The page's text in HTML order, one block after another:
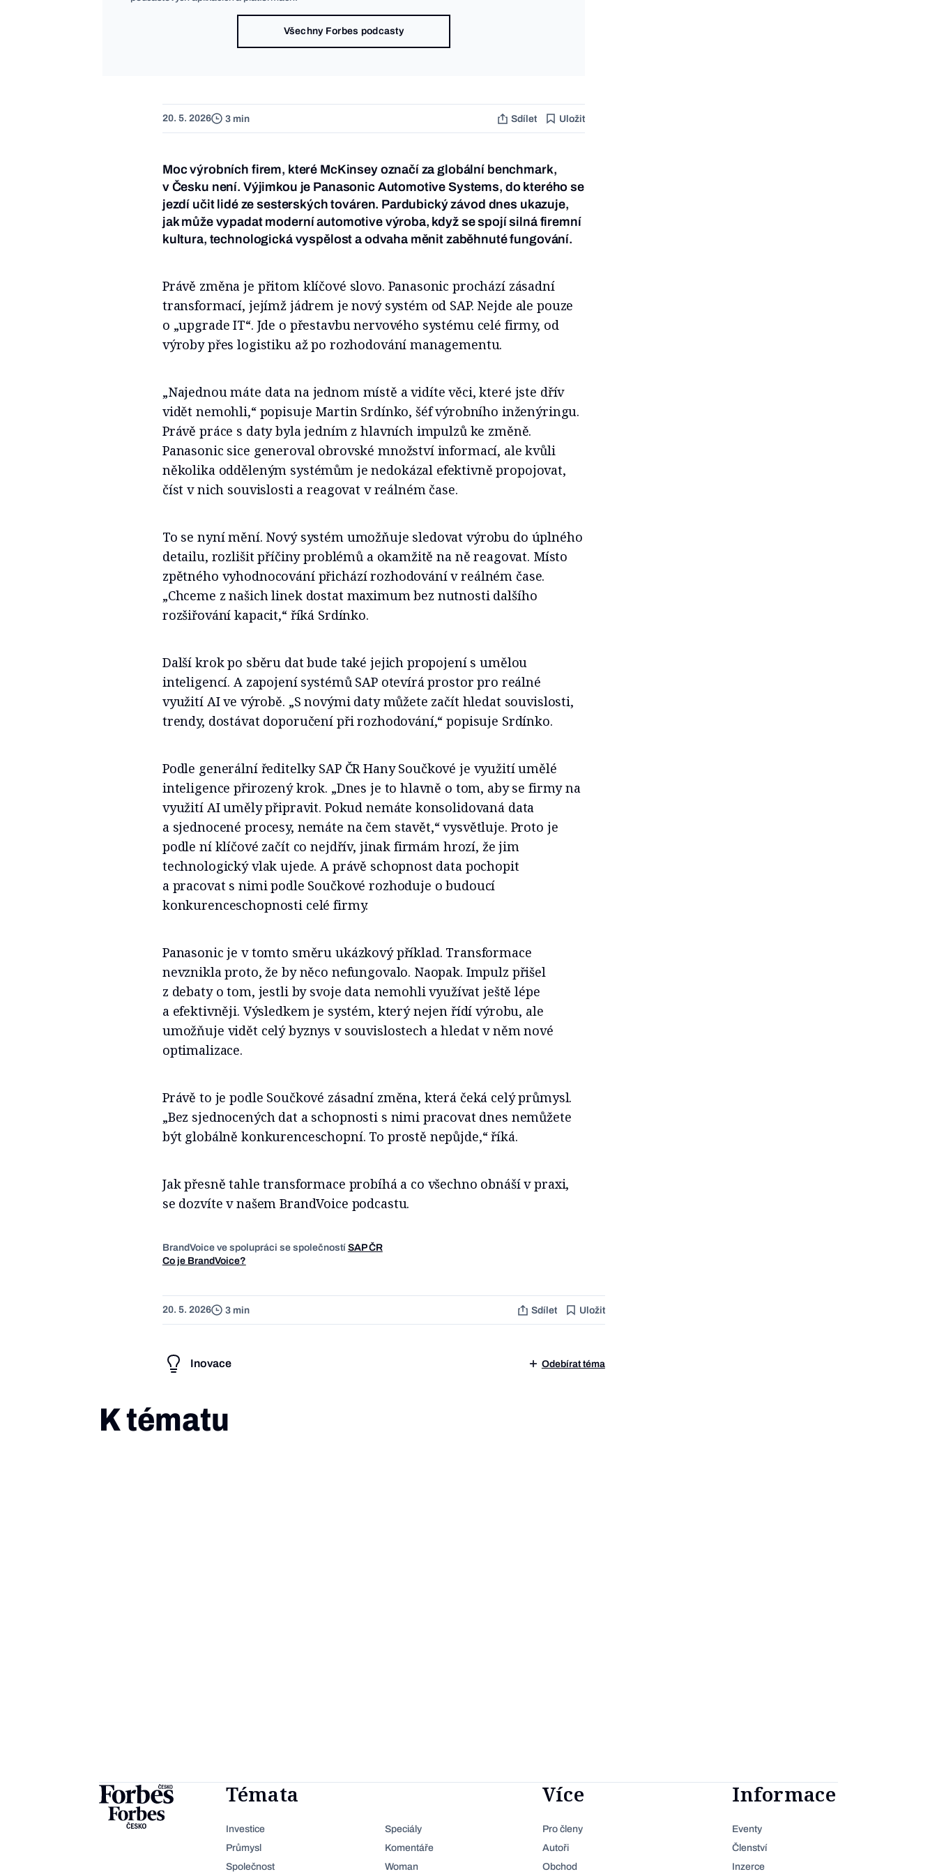
Všechny Forbes podcasty
20. 5. 2026 3 min Sdílet Uložit
Moc výrobních firem, které McKinsey označí za globální benchmark,
v Česku není. Výjimkou je Panasonic Automotive Systems, do kterého se
jezdí učit lidé ze sesterských továren. Pardubický závod dnes ukazuje,
jak může vypadat moderní automotive výroba, když se spojí silná firemní
kultura, technologická vyspělost a odvaha měnit zaběhnuté fungování.
Právě změna je přitom klíčové slovo. Panasonic prochází zásadní
transformací, jejímž jádrem je nový systém od SAP. Nejde ale pouze
o „upgrade IT“. Jde o přestavbu nervového systému celé firmy, od
výroby přes logistiku až po rozhodování managementu.
„Najednou máte data na jednom místě a vidíte věci, které jste dřív
vidět nemohli,“ popisuje Martin Srdínko, šéf výrobního inženýringu.
Právě práce s daty byla jedním z hlavních impulzů ke změně.
Panasonic sice generoval obrovské množství informací, ale kvůli
několika odděleným systémům je nedokázal efektivně propojovat,
číst v nich souvislosti a reagovat v reálném čase.
To se nyní mění. Nový systém umožňuje sledovat výrobu do úplného
detailu, rozlišit příčiny problémů a okamžitě na ně reagovat. Místo
zpětného vyhodnocování přichází rozhodování v reálném čase.
„Chceme z našich linek dostat maximum bez nutnosti dalšího
rozšiřování kapacit,“ říká Srdínko.
Další krok po sběru dat bude také jejich propojení s umělou
inteligencí. A zapojení systémů SAP otevírá prostor pro reálné
využití AI ve výrobě. „S novými daty můžete začít hledat souvislosti,
trendy, dostávat doporučení při rozhodování,“ popisuje Srdínko.
Podle generální ředitelky SAP ČR Hany Součkové je využití umělé
inteligence přirozený krok. „Dnes je to hlavně o tom, aby se firmy na
využití AI uměly připravit. Pokud nemáte konsolidovaná data
a sjednocené procesy, nemáte na čem stavět,“ vysvětluje. Proto je
podle ní klíčové začít co nejdřív, jinak firmám hrozí, že jim
technologický vlak ujede. A právě schopnost data pochopit
a pracovat s nimi podle Součkové rozhoduje o budoucí
konkurenceschopnosti celé firmy.
Panasonic je v tomto směru ukázkový příklad. Transformace
nevznikla proto, že by něco nefungovalo. Naopak. Impulz přišel
z debaty o tom, jestli by svoje data nemohli využívat ještě lépe
a efektivněji. Výsledkem je systém, který nejen řídí výrobu, ale
umožňuje vidět celý byznys v souvislostech a hledat v něm nové
optimalizace.
Právě to je podle Součkové zásadní změna, která čeká celý průmysl.
„Bez sjednocených dat a schopnosti s nimi pracovat dnes nemůžete
být globálně konkurenceschopní. To prostě nepůjde,“ říká.
Jak přesně tahle transformace probíhá a co všechno obnáší v praxi,
se dozvíte v našem BrandVoice podcastu.
BrandVoice ve spolupráci se společností SAP ČR
Co je BrandVoice?
20. 5. 2026 3 min Sdílet Uložit
Inovace Odebírat téma
K tématu
Témata
Investice
Průmysl
Společnost
Speciály
Komentáře
Woman
Více
Pro členy
Autoři
Obchod
Informace
Eventy
Členství
Inzerce